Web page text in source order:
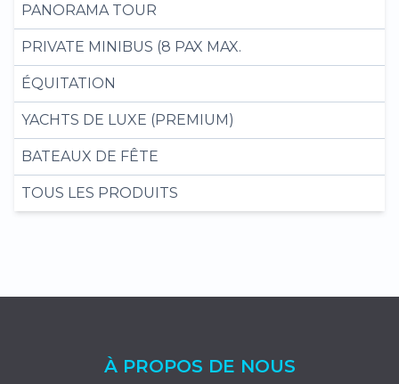
PANORAMA TOUR
PRIVATE MINIBUS (8 PAX MAX.
ÉQUITATION
YACHTS DE LUXE (PREMIUM)
BATEAUX DE FÊTE
TOUS LES PRODUITS
À PROPOS DE NOUS